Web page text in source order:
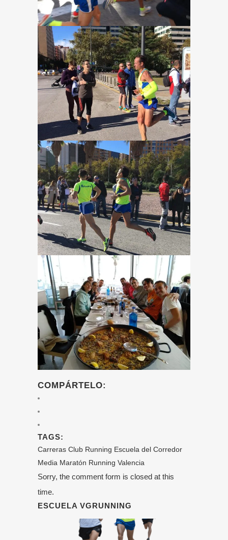
COMPÁRTELO:
TAGS:
Carreras Club Running Escuela del Corredor
Media Maratón Running Valencia
Sorry, the comment form is closed at this
time.
ESCUELA VGRUNNING